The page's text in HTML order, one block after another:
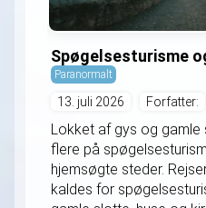
Spøgelsesturisme
Paranormalt
13. juli 2026 Forfatter:
Lokket af gys og gamle
flere på
hjemsøgte steder.
kaldes for